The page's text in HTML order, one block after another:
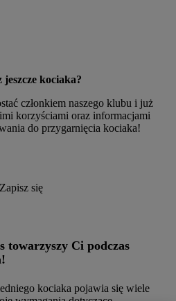
jeszcze kociaka?
członkiem naszego klubu i już
korzyściami oraz informacjami
do przygarnięcia kociaka!
Zapisz się
towarzyszy Ci podczas
kociaka pojawia się wiele